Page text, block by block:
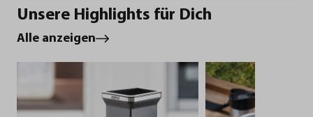
Unsere Highlights für Dich
Alle anzeigen